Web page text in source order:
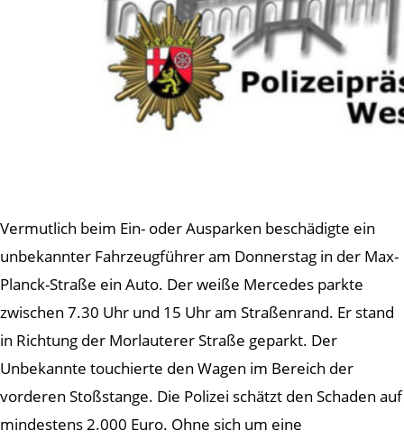
Vermutlich beim Ein- oder Ausparken beschädigte ein
unbekannter Fahrzeugführer am Donnerstag in der Max-
Planck-Straße ein Auto. Der weiße Mercedes parkte
zwischen 7.30 Uhr und 15 Uhr am Straßenrand. Er stand
in Richtung der Morlauterer Straße geparkt. Der
Unbekannte touchierte den Wagen im Bereich der
vorderen Stoßstange. Die Polizei schätzt den Schaden auf
mindestens 2.000 Euro. Ohne sich um eine